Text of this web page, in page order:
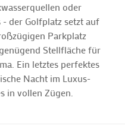
oder
der Golfplatz setzt auf
Parkplatz
Stellfläche für
Ein letztes perfektes
Nacht im Luxus-
in vollen Zügen.